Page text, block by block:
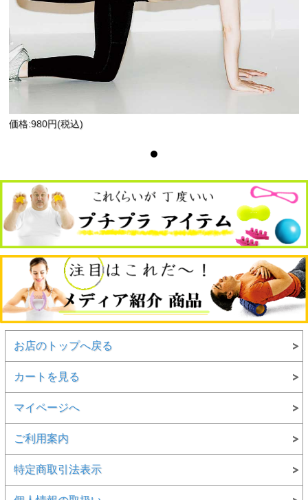
価格:980円(税込)
お店のトップへ戻る
カートを見る
マイページへ
ご利用案内
特定商取引法表示